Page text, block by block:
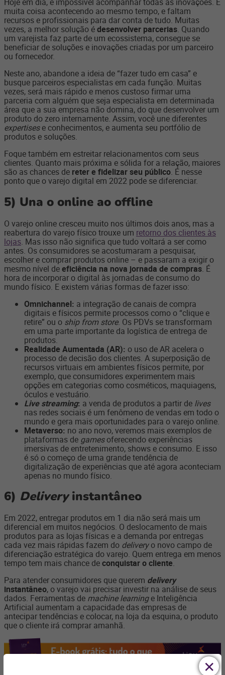
muita coisa acontecendo ao mesmo tempo, e faltam
recursos e profissionais para dar conta de tudo. Muitas
vezes, a melhor solução édesenvolver parcerias. Quando
um varejista faz parte de um ecossistema, consegue se
beneficiar de soluções e inovações criadas por um parceiro
ou fornecedor.
Neste ano, abandone a ideia de “fazer tudo em casa” e
busque parceiros especialistas em cada função. Muitas
vezes, será mais rápido e menos custoso firmar uma
parceria com alguém que seja especialista em determinada
área que a sua empresa não domina, do que desenvolver um
produto do zero internamente. Assim, você une diferentes
expertisese conhecimentos, e aumenta seu portfólio de
produtos e soluções.
Foque também em estreitar relacionamentos com seus
clientes. Quanto mais próxima e sólida for a relação, maiores
são as chances de reter e fidelizar seu público. É nesse
ponto que o varejo digital em 2022 pode se diferenciar.
5) Una o online ao offline
O varejo online cresceu muito nos últimos dois anos, mas a
reabertura do varejo físico trouxe um retorno dos clientes às
lojas. Mas isso não significa que tudo voltará a ser como
antes. Os consumidores se acostumaram a pesquisar,
escolher e comprar produtos online – e passaram a exigir o
mesmo nível deeficiência na nova jornada de compras. É
hora de incorporar o digital às jornadas de consumo do
mundo físico. E existem várias formas de fazer isso:
Omnichannel: a integração de canais de compra
digitais e físicos permite processos como o “clique e
retire” ou o ship from store. Os PDVs se transformam
em uma parte importante da logística de entrega de
produtos.
Realidade Aumentada (AR): o uso de AR acelera o
processo de decisão dos clientes. A superposição de
recursos virtuais em ambientes físicos permite, por
exemplo, que consumidores experimentem mais
opções em categorias como cosméticos, maquiagens,
óculos e vestuário.
Live streaming: a venda de produtos a partir de lives
nas redes sociais é um fenômeno de vendas em todo o
mundo e gera mais oportunidades para o varejo online.
Metaverso: no ano novo, veremos mais exemplos de
plataformas de gamesoferecendo experiências
imersivas de entretenimento, shows e consumo. E isso
é só o começo de uma grande tendência de
digitalização de experiências que até agora aconteciam
apenas no mundo físico.
6) Deliveryinstantâneo
Em 2022, entregar produtos em 1 dia não será mais um
diferencial em muitos negócios. O deslocamento de mais
produtos para as lojas físicas e a demanda por entregas
cada vez mais rápidas fazem do deliveryo novo campo de
diferenciação estratégica do varejo. Quem entrega em menos
tempo tem mais chance deconquistar o cliente.
Para atender consumidores que querem delivery
instantâneo, o varejo vai precisar investir na análise de seus
dados. Ferramentas de machine learninge Inteligência
Artificial aumentam a capacidade das empresas de
antecipar tendências e colocar, na loja da esquina, o produto
que o cliente irá comprar amanhã.